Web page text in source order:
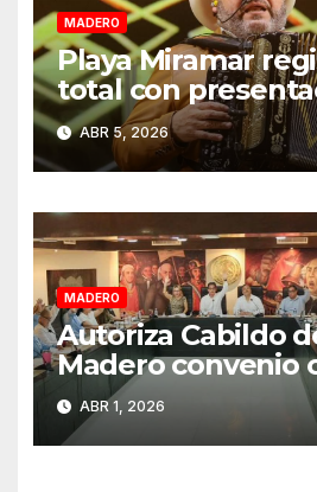
MADERO
Playa Miramar
total con
Grupo Pesado en
Santa 2026
ABR 5, 2026
MADERO
Autoriza Cabildo
Madero convenio
Estado para
cobro del
ABR 1, 2026